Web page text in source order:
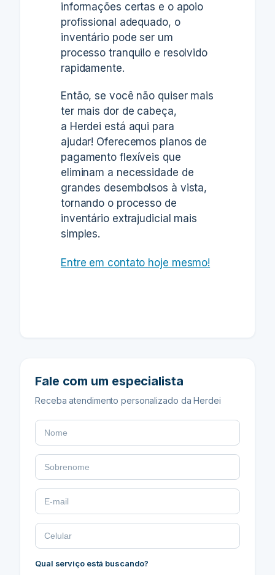
informações certas e o apoio
profissional adequado, o
inventário pode ser um
processo tranquilo e resolvido
rapidamente.
Então, se você não quiser mais
ter mais dor de cabeça,
a Herdei está aqui para
ajudar! Oferecemos planos de
pagamento flexíveis que
eliminam a necessidade de
grandes desembolsos à vista,
tornando o processo de
inventário extrajudicial mais
simples.
Entre em contato hoje mesmo!
Fale com um especialista
Receba atendimento personalizado da Herdei
Qual serviço está buscando?